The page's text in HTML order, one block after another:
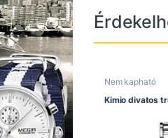
Nem kapható
Kimio divatos